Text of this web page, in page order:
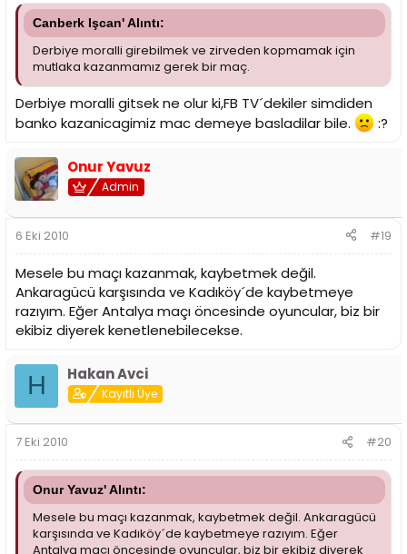
Canberk Işcan' Alıntı:
Derbiye moralli girebilmek ve zirveden kopmamak için
mutlaka kazanmamız gerek bir maç.
Derbiye moralli gitsek ne olur ki,FB TV´dekiler simdiden
banko kazanicagimiz mac demeye basladilar bile.
:?
Onur Yavuz
Admin
6 Eki 2010 #19
Mesele bu maçı kazanmak, kaybetmek değil.
Ankaragücü karşısında ve Kadıköy´de kaybetmeye
razıyım. Eğer Antalya maçı öncesinde oyuncular, biz bir
ekibiz diyerek kenetlenebilecekse.
H Hakan Avci
Kayıtlı Üye
7 Eki 2010 #20
Onur Yavuz' Alıntı:
Mesele bu maçı kazanmak, kaybetmek değil. Ankaragücü
karşısında ve Kadıköy´de kaybetmeye razıyım. Eğer
Antalya maçı öncesinde oyuncular, biz bir ekibiz diyerek